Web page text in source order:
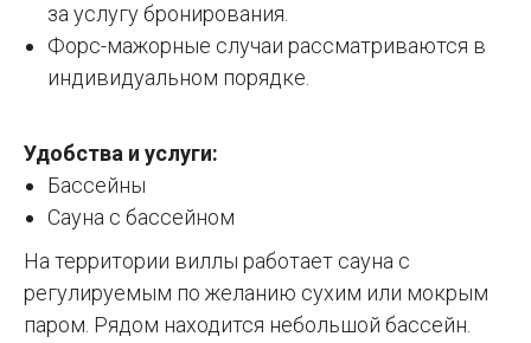
за услугу бронирования.
Форс-мажорные случаи рассматриваются в
индивидуальном порядке.
Удобства и услуги:
Бассейны
Сауна с бассейном
На территории виллы работает сауна с
регулируемым по желанию сухим или мокрым
паром. Рядом находится небольшой бассейн.